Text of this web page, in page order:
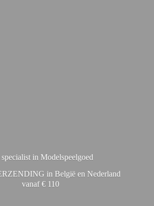
in Modelspeelgoed
in België en Nederland
vanaf € 110